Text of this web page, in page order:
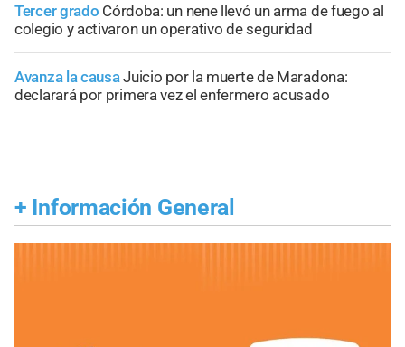
Tercer grado Córdoba: un nene llevó un arma de fuego al
colegio y activaron un operativo de seguridad
Avanza la causaJuicio por la muerte de Maradona:
declarará por primera vez el enfermero acusado
+ Información General